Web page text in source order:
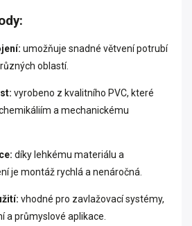
umožňuje snadné větvení potrubí
oblastí.
vyrobeno z kvalitního PVC, které
a mechanickému
díky lehkému materiálu a
je montáž rychlá a nenáročná.
vhodné pro zavlažovací systémy,
a průmyslové aplikace.